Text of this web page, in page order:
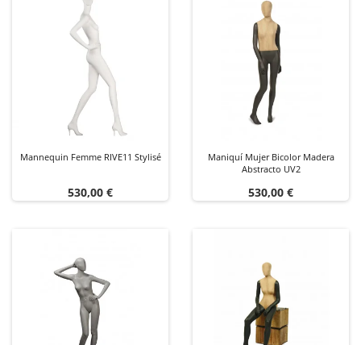
Mannequin Femme RIVE11 Stylisé
Precio
530,00 €
Maniquí Mujer Bicolor Madera
Abstracto UV2
Precio
530,00 €